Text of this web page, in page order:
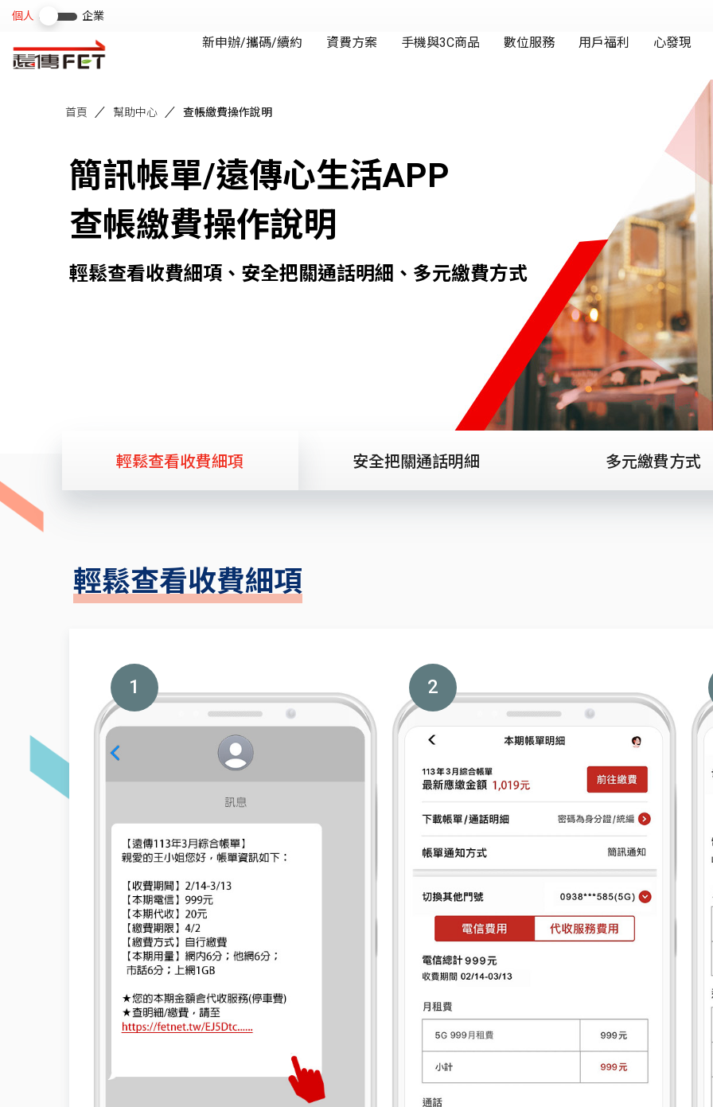
首頁 幫助中心 查帳繳費操作說明
簡訊帳單/遠傳心生活APP
查帳繳費操作說明
輕鬆查看收費細項、安全把關通話明細、多元繳費方式
輕鬆查看收費細項 安全把關通話明細 多元繳費方式
輕鬆查看收費細項
1 2